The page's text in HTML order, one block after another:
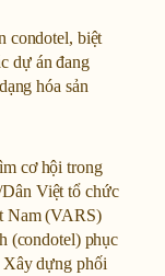
condotel, biệt
dự án đang
hóa sản
cơ hội trong
Việt tổ chức
Nam (VARS)
(condotel) phục
dựng phối